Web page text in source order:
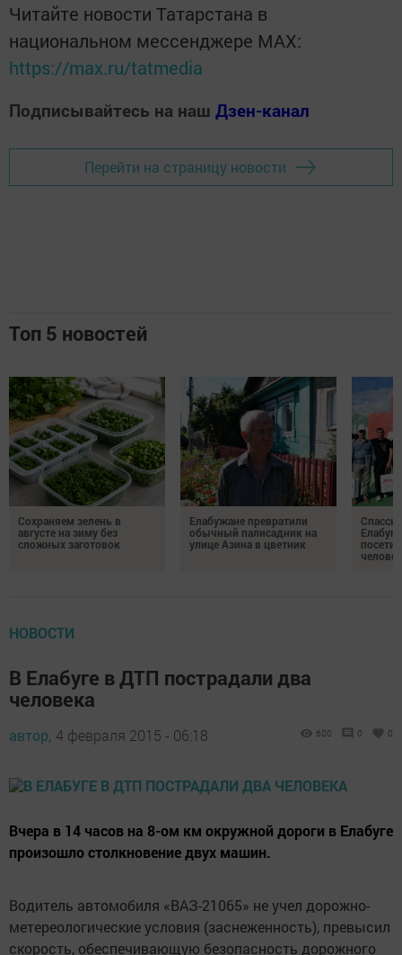
Читайте новости Татарстана в
национальном мессенджере MАХ:
https://max.ru/tatmedia
Подписывайтесь на наш Дзен-канал
Перейти на страницу новости
Топ 5 новостей
Сохраняем зелень в
августе на зиму без
сложных заготовок
Елабужане превратили
обычный палисадник на
улице Азина в цветник
человек
НОВОСТИ
В Елабуге в ДТП пострадали два
человека
автор, 4 февраля 2015 - 06:18 600 0 0
Вчера в 14 часов на 8-ом км окружной дороги в Елабуге
произошло столкновение двух машин.
Водитель автомобиля «ВАЗ-21065» не учел дорожно-
метереологические условия (заснеженность), превысил
скорость, обеспечивающую безопасность дорожного